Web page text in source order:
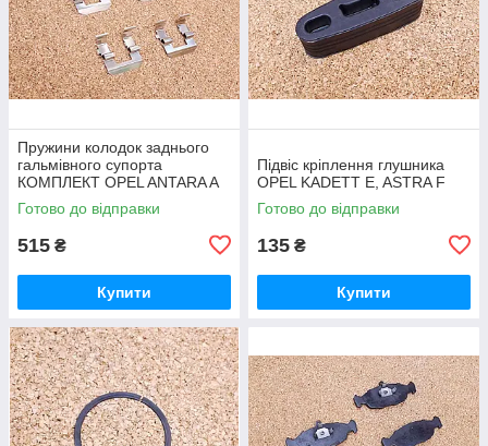
Пружини колодок заднього
гальмівного супорта
КОМПЛЕКТ OPEL ANTARA A
(L07) CHEVROLET CAPTIVA
(C100, C140) 2.4 2006.06-
Готово до відправки
515 ₴
Купити
Підвіс кріплення глушника
OPEL KADETT E, ASTRA F
Готово до відправки
135 ₴
Купити